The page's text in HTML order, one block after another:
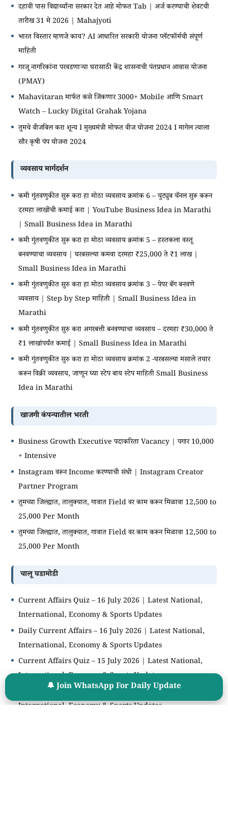
🔔 Join WhatsApp For Daily Update
दहावी पास विद्यार्थ्यांना सरकार देत आहे मोफत Tab | अर्ज करण्याची शेवटची
तारीख 31 मे 2026 | Mahajyoti
भारत विस्तार म्हणजे काय? AI आधारित सरकारी योजना प्लॅटफॉर्मची संपूर्ण
माहिती
गरजू नागरिकांना परवडणाऱ्या घरासाठी केंद्र शासनाची पंतप्रधान आवास योजना
(PMAY)
Mahavitaran मार्फत कसे जिंकणार 3000+ Mobile आणि Smart
Watch – Lucky Digital Grahak Yojana
तुमचे वीजबिल करा शून्य I मुख्यमंत्री मोफत वीज योजना 2024 I मागेल त्याला
सौर कृषी पंप योजना 2024
व्यवसाय मार्गदर्शन
कमी गुंतवणुकीत सुरू करा हा मोठा व्यवसाय क्रमांक 6 – युट्युब चॅनल सुरू करून
दरमहा लाखोंची कमाई करा | YouTube Business Idea in Marathi
| Small Business Idea in Marathi
कमी गुंतवणुकीत सुरू करा हा मोठा व्यवसाय क्रमांक 5 – हस्तकला वस्तू
बनवण्याचा व्यवसाय | घरबसल्या कमवा दरमहा ₹25,000 ते ₹1 लाख |
Small Business Idea in Marathi
कमी गुंतवणुकीत सुरु करा हा मोठा व्यवसाय क्रमांक 3 – पेपर बॅग बनवणे
व्यवसाय | Step by Step माहिती | Small Business Idea in
Marathi
कमी गुंतवणुकीत सुरु करा अगरबत्ती बनवण्याचा व्यवसाय – दरमहा ₹30,000 ते
₹1 लाखांपर्यंत कमाई | Small Business Idea in Marathi
कमी गुंतवणुकीत सुरु करा हा मोठा व्यवसाय क्रमांक 2 -घरबसल्या मसाले तयार
करून विक्री व्यवसाय, जाणून घ्या स्टेप बाय स्टेप माहिती Small Business
Idea in Marathi
खाजगी कंपन्यातील भरती
Business Growth Executive पदाकरिता Vacancy | पगार 10,000
+ Intensive
Instagram वरून Income करण्याची संधी | Instagram Creator
Partner Program
तुमच्या जिल्ह्यात, तालुक्यात, गावात Field वर काम करून मिळावा 12,500 to
25,000 Per Month
तुमच्या जिल्ह्यात, तालुक्यात, गावात Field वर काम करून मिळावा 12,500 to
25,000 Per Month
चालू घडामोडी
Current Affairs Quiz – 16 July 2026 | Latest National,
International, Economy & Sports Updates
Daily Current Affairs – 16 July 2026 | Latest National,
International, Economy & Sports Updates
Current Affairs Quiz – 15 July 2026 | Latest National,
International, Economy & Sports Updates
Daily Current Affairs – 15 July 2026 | Latest National,
International, Economy & Sports Updates